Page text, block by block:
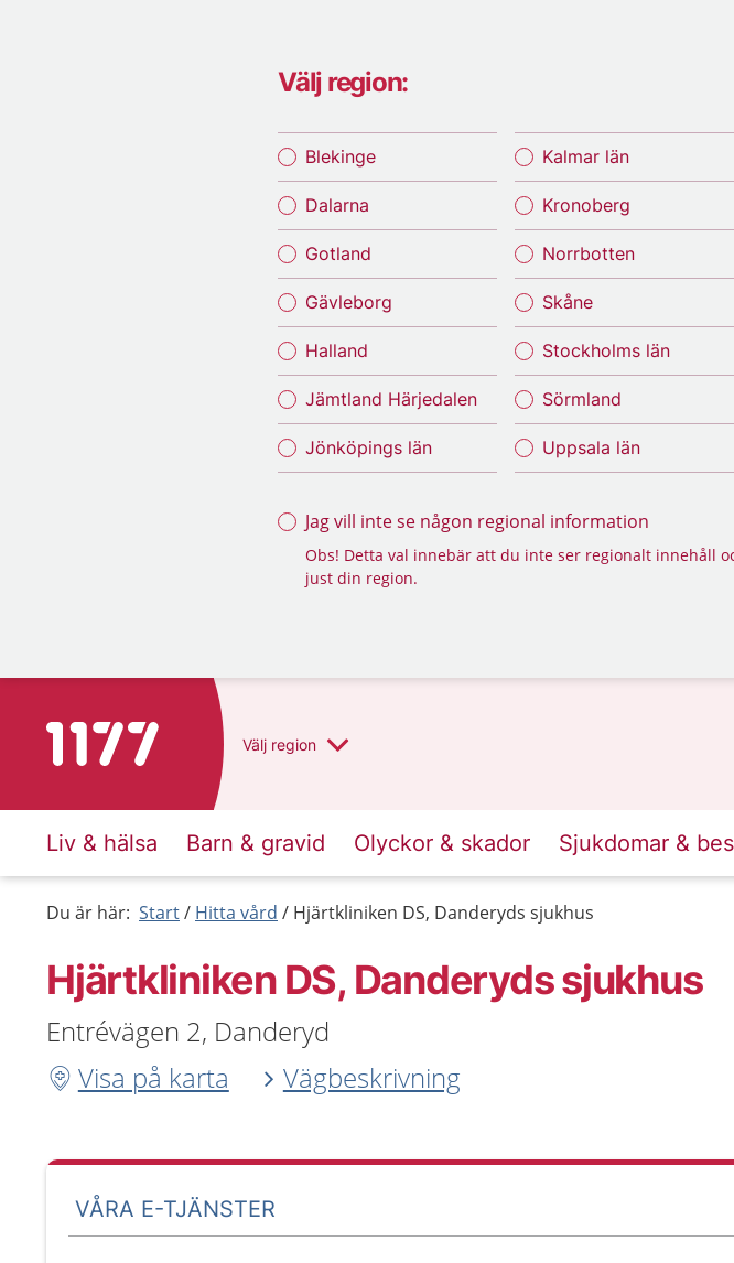
Välj region:
Blekinge
Dalarna
Gotland
Gävleborg
Halland
Jämtland Härjedalen
Jönköpings län
Kalmar län
Kronoberg
Norrbotten
Skåne
Stockholms län
Sörmland
Uppsala län
Jag vill inte se någon regional information
Obs! Detta val innebär att du inte ser regionalt innehåll
just din region.
Till startsidan för 1177 Välj region
Liv & hälsa Barn & gravid Olyckor & skador Sjukdomar &
Du är här: Start Hitta vård Hjärtkliniken DS, Danderyds sjukhus
Hjärtkliniken DS, Danderyds sjukhus
Entrévägen 2, Danderyd
Visa på karta
Vägbeskrivning
VÅRA E-TJÄNSTER